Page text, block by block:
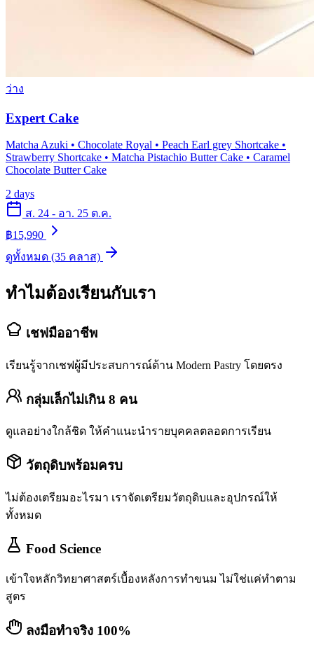
ว่าง
Expert Cake
Matcha Azuki • Chocolate Royal • Peach Earl grey Shortcake •
Strawberry Shortcake • Matcha Pistachio Butter Cake • Caramel
Chocolate Butter Cake
2 days
ส. 24 - อา. 25 ต.ค.
฿15,990
ดูทั้งหมด (35 คลาส)
ทำไมต้องเรียนกับเรา
เชฟมืออาชีพ
เรียนรู้จากเชฟผู้มีประสบการณ์ด้าน Modern Pastry โดยตรง
กลุ่มเล็กไม่เกิน 8 คน
ดูแลอย่างใกล้ชิด ให้คำแนะนำรายบุคคลตลอดการเรียน
วัตถุดิบพร้อมครบ
ไม่ต้องเตรียมอะไรมา เราจัดเตรียมวัตถุดิบและอุปกรณ์ให้
ทั้งหมด
Food Science
เข้าใจหลักวิทยาศาสตร์เบื้องหลังการทำขนม ไม่ใช่แค่ทำตาม
สูตร
ลงมือทำจริง 100%